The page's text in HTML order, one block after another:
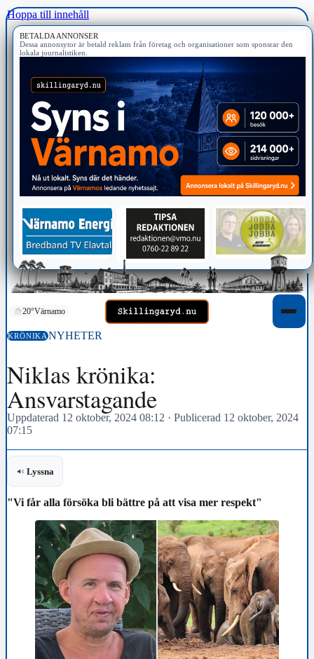
Hoppa till innehåll
BETALDA ANNONSER
Dessa annonsytor är betald reklam från företag och organisationer som sponsrar den
lokala journalistiken.
20°Värnamo
KRÖNIKANYHETER
Niklas krönika:
Ansvarstagande
Uppdaterad 12 oktober, 2024 08:12 · Publicerad 12 oktober, 2024
07:15
Lyssna
"Vi får alla försöka bli bättre på att visa mer respekt"